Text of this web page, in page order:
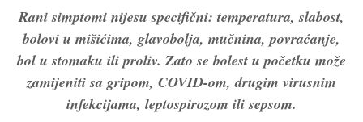
Rani simptomi nijesu specifični: temperatura, slabost,
bolovi u mišićima, glavobolja, mučnina, povraćanje,
bol u stomaku ili proliv. Zato se bolest u početku može
zamijeniti sa gripom, COVID-om, drugim virusnim
infekcijama, leptospirozom ili sepsom.